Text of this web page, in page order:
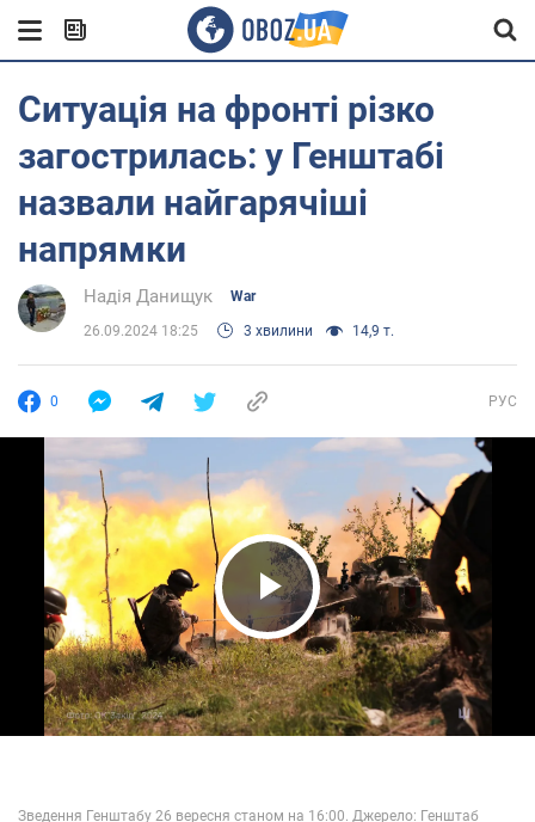
Ситуація на фронті різко
загострилась: у Генштабі
назвали найгарячіші
напрямки
Надія Данищук War
26.09.2024 18:25 3 хвилини 14,9 т.
0 РУС
Play Video